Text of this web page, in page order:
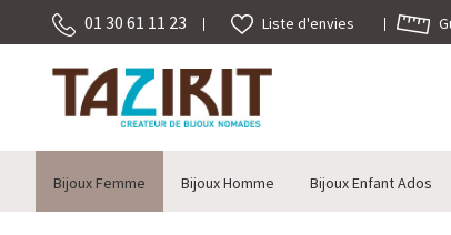
01 30 61 11 23 Liste d'envies
Bijoux Femme Bijoux Homme Bijoux Enfant Ados